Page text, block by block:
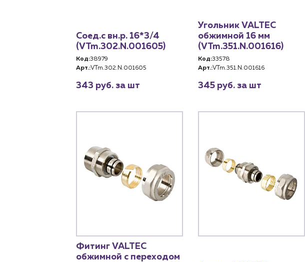
Соед.с вн.р. 16*3/4
(VTm.302.N.001605)
Код:38979
Арт.:VTm.302.N.001605
343 руб. за шт
Угольник VALTEC
обжимной 16 мм
(VTm.351.N.001616)
Код:33578
Арт.:VTm.351.N.001616
345 руб. за шт
Фитинг VALTEC
обжимной с переходом